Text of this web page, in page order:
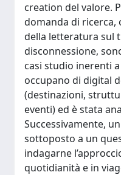
creation del valore.
domanda di ricerca,
della letteratura sul
disconnessione,
casi studio inerenti
occupano di digital
(destinazioni,
eventi) ed è stata
Successivamente,
sottoposto a un
indagarne
quotidianità e in